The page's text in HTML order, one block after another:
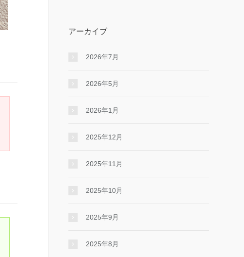
アーカイブ
2026年7月
2026年5月
2026年1月
2025年12月
2025年11月
2025年10月
2025年9月
2025年8月